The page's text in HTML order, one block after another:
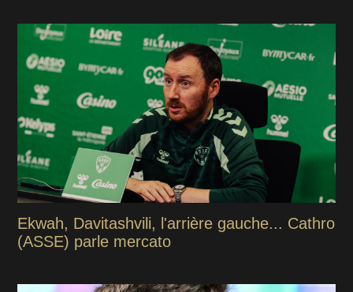
Ekwah, Davitashvili, l'arrière gauche... Cathro
(ASSE) parle mercato